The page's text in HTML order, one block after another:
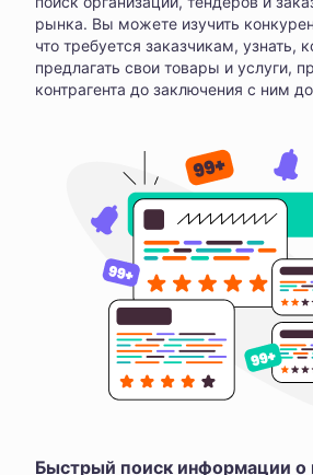
рынка. Вы можете изучить
что требуется заказчикам, узнать,
предлагать свои товары и услуги,
контрагента до заключения с ним
Быстрый поиск информации о